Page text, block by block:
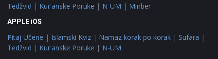
Tedžvid | Kur'anske Poruke | N-UM | Minber
APPLE iOS
Pitaj Učene | Islamski Kviz | Namaz korak po korak | Sufara |
Tedžvid | Kur'anske Poruke | N-UM